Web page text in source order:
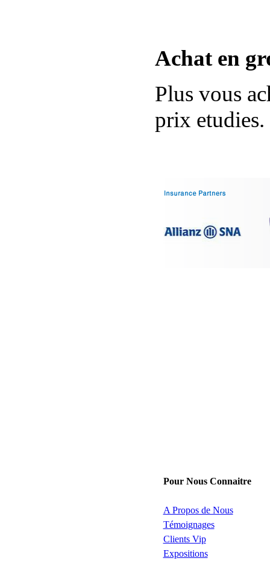
Achat en
Plus vous
prix etudies.
Pour Nous Connaitre
A Propos de Nous
Témoignages
Clients Vip
Expositions